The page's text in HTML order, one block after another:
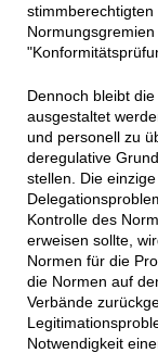
Dennoch bleibt
ausgestaltet
und personell zu
deregulative
stellen. Die
Kontrolle des
erweisen sollte,
Normen für die
die Normen auf
Verbände
Notwendigkeit